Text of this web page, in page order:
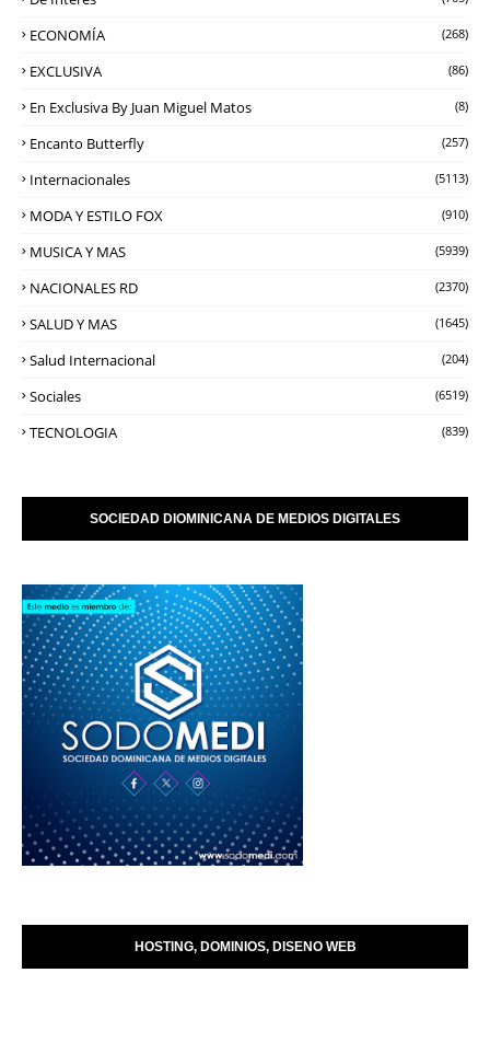
ECONOMÍA (268)
EXCLUSIVA (86)
En Exclusiva By Juan Miguel Matos (8)
Encanto Butterfly (257)
Internacionales (5113)
MODA Y ESTILO FOX (910)
MUSICA Y MAS (5939)
NACIONALES RD (2370)
SALUD Y MAS (1645)
Salud Internacional (204)
Sociales (6519)
TECNOLOGIA (839)
SOCIEDAD DIOMINICANA DE MEDIOS DIGITALES
HOSTING, DOMINIOS, DISENO WEB